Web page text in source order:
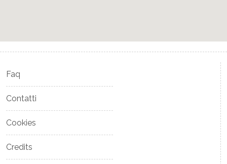
Faq
Contatti
Cookies
Credits